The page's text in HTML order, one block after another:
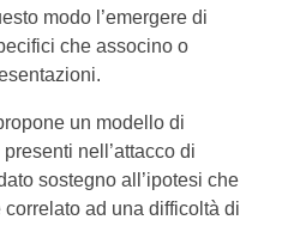
modo l’emergere di
che associno o
un modello di
nell’attacco di
sostegno all’ipotesi che
correlato ad una difficoltà di